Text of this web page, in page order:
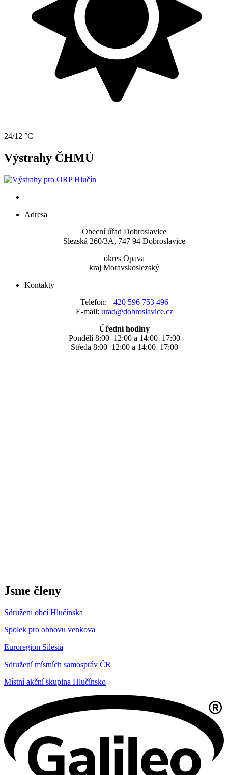
24/12 °C
Výstrahy ČHMÚ
Adresa
Obecní úřad Dobroslavice
Slezská 260/3A, 747 94 Dobroslavice
okres Opava
kraj Moravskoslezský
Kontakty
Telefon: +420 596 753 496
E-mail: urad@dobroslavice.cz
Úřední hodiny
Pondělí 8:00–12:00 a 14:00–17:00
Středa 8:00–12:00 a 14:00–17:00
Jsme členy
Sdružení obcí Hlučínska
Spolek pro obnovu venkova
Euroregion Silesia
Sdružení místních samospráv ČR
Místní akční skupina Hlučínsko